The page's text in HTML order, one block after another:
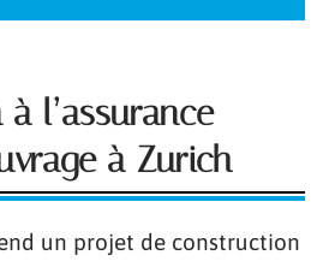
l’assurance
à Zurich
un projet de construction